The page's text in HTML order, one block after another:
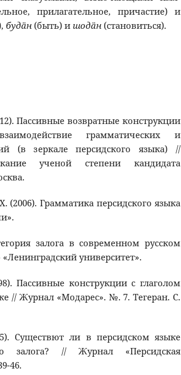
прилагательное, причастие) и
будäн(быть) и шодäн(становиться).
Пассивные возвратные конструкции
грамматических и
(в зеркале персидского языка) //
ученой степени кандидата
Грамматика персидского языка
залога в современном русском
университет».
Пассивные конструкции с глаголом
// Журнал «Модарес». №. 7. Тегеран. С.
Существют ли в персидском языке
залога? // Журнал «Персидская
46.